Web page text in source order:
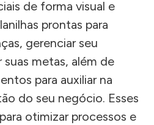
de forma visual e
prontas para
gerenciar seu
metas, além de
para auxiliar na
do seu negócio. Esses
otimizar processos e